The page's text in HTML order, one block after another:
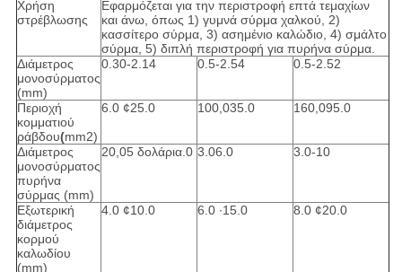
Χρήση
στρέβλωσης
Εφαρμόζεται για την περιστροφή επτά τεμαχίων
και άνω, όπως 1) γυμνά σύρμα χαλκού, 2)
κασσίτερο σύρμα, 3) ασημένιο καλώδιο, 4) σμάλτο
σύρμα, 5) διπλή περιστροφή για πυρήνα σύρμα.
Διάμετρος
μονοσύρματος
(mm)
0.30-2.14 0.5-2.54 0.5-2.52
Περιοχή
κομματιού
ράβδου(mm2)
6.0 ¢25.0 100,035.0 160,095.0
Διάμετρος
μονοσύρματος
πυρήνα
σύρμας (mm)
20,05 δολάρια.0 3.06.0 3.0-10
Εξωτερική
διάμετρος
κορμού
καλωδίου
(mm)
4.0 ¢10.0 6.0 ∙15.0 8.0 ¢20.0